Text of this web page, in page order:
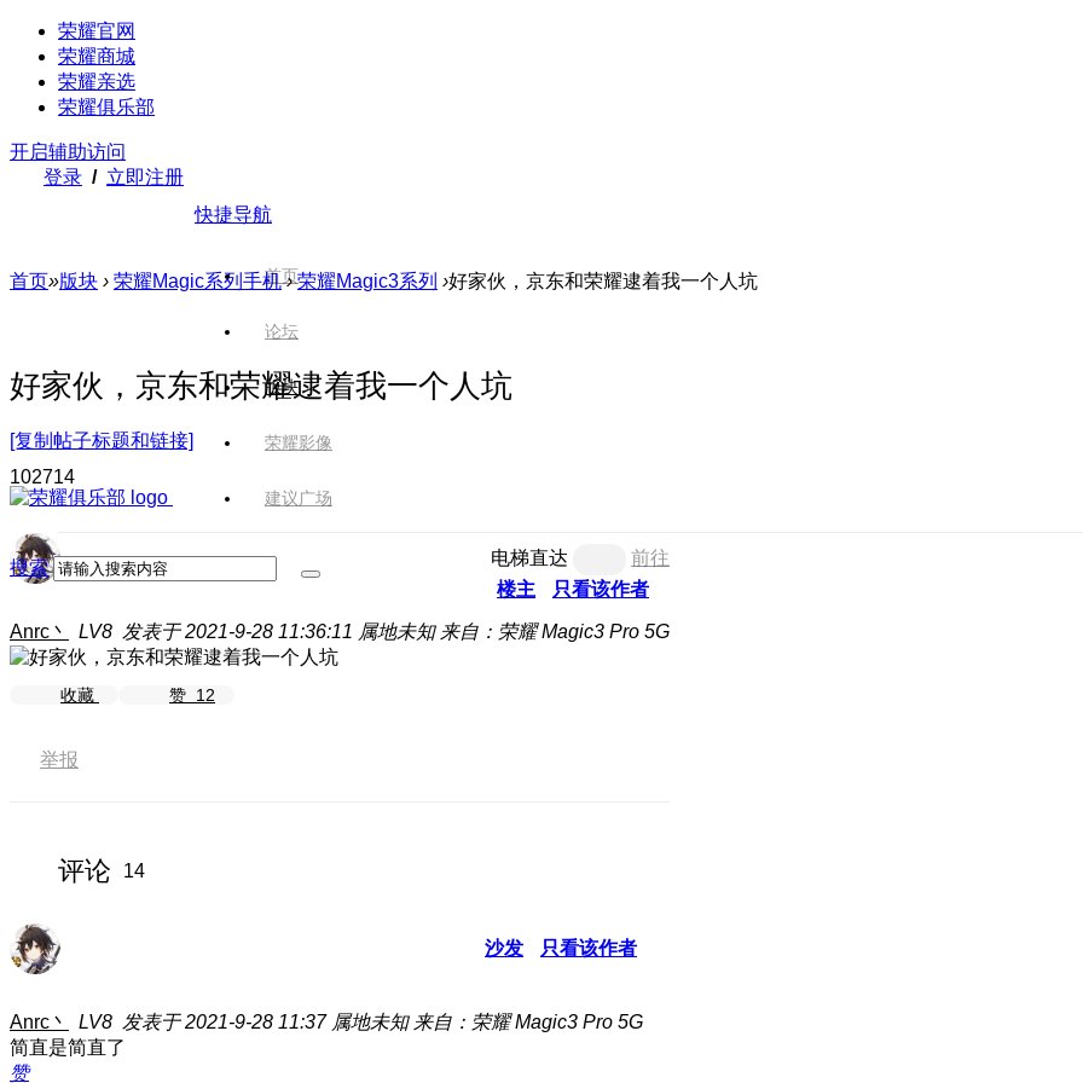
荣耀官网
荣耀商城
荣耀亲选
荣耀俱乐部
开启辅助访问
登录 / 立即注册
快捷导航
首页
论坛
版块
荣耀影像
建议广场
搜索
首页»版块 › 荣耀Magic系列手机 › 荣耀Magic3系列 ›好家伙，京东和荣耀逮着我一个人坑
好家伙，京东和荣耀逮着我一个人坑
[复制帖子标题和链接]
102714
电梯直达
前往
楼主
只看该作者
Anrc丶 LV8 发表于 2021-9-28 11:36:11 属地未知 来自：荣耀 Magic3 Pro 5G
收藏 赞 12
举报
评论 14
沙发 只看该作者
Anrc丶 LV8 发表于 2021-9-28 11:37 属地未知 来自：荣耀 Magic3 Pro 5G
简直是简直了
赞